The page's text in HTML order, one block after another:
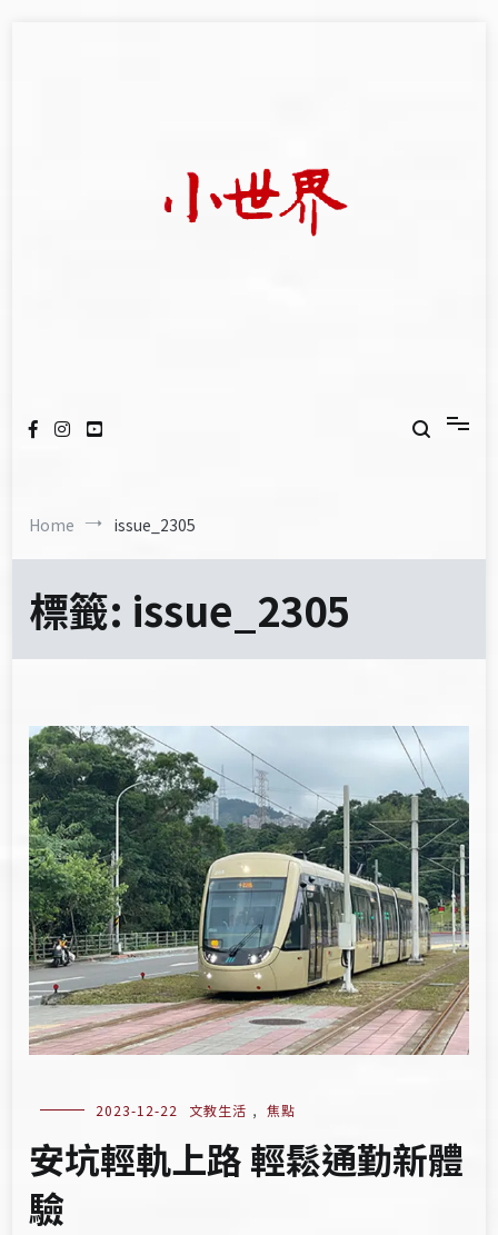
Home issue_2305
標籤: issue_2305
2023-12-22 文教生活 , 焦點
安坑輕軌上路 輕鬆通勤新體
驗